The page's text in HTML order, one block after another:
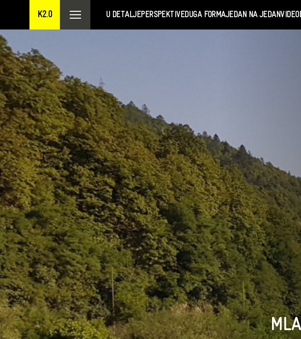
K2.0 U DETALJEPERSPEKTIVEDUGA FORMAJEDAN NA JEDANVIDEO